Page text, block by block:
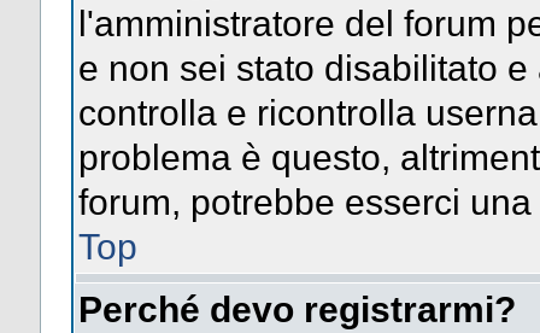
l'amministratore del forum
e non sei stato disabilitato
controlla e ricontrolla
problema è questo,
forum, potrebbe esserci
Top
Perché devo registrarmi?